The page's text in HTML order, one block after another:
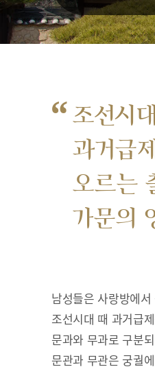
“조선시
과거급
오르는
가문의
남성들은 사랑방에
조선시대 때 과거급
문과와 무과로 구분
문관과 무관은 궁궐